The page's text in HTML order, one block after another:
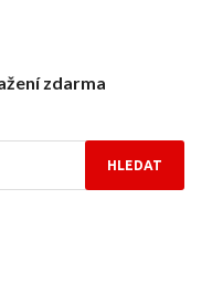
zdarma